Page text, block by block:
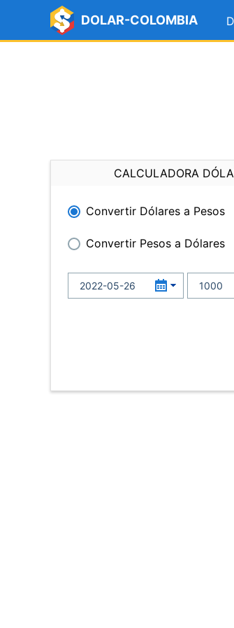
DOLAR-COLOMBIA
CALCULADORA
Convertir Dólares a Pesos
Convertir Pesos a Dólares